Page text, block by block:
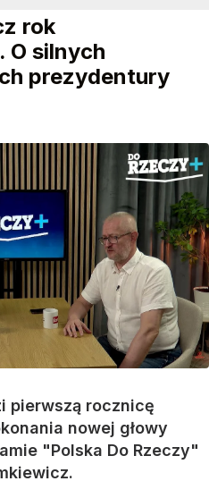
rok
O silnych
prezydentury
pierwszą rocznicę
nowej głowy
"Polska Do Rzeczy"